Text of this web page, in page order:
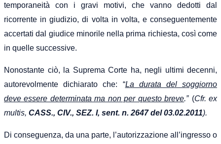
temporaneità con i gravi motivi, che vanno dedotti dal
ricorrente in giudizio, di volta in volta, e conseguentemente
accertati dal giudice minorile nella prima richiesta, così come
in quelle successive.
Nonostante ciò, la Suprema Corte ha, negli ultimi decenni,
autorevolmente dichiarato che: “La durata del soggiorno
deve essere determinata ma non per questo breve.” (Cfr. ex
multis, CASS., CIV., SEZ. I, sent. n. 2647 del 03.02.2011).
Di conseguenza, da una parte, l’autorizzazione all’ingresso o